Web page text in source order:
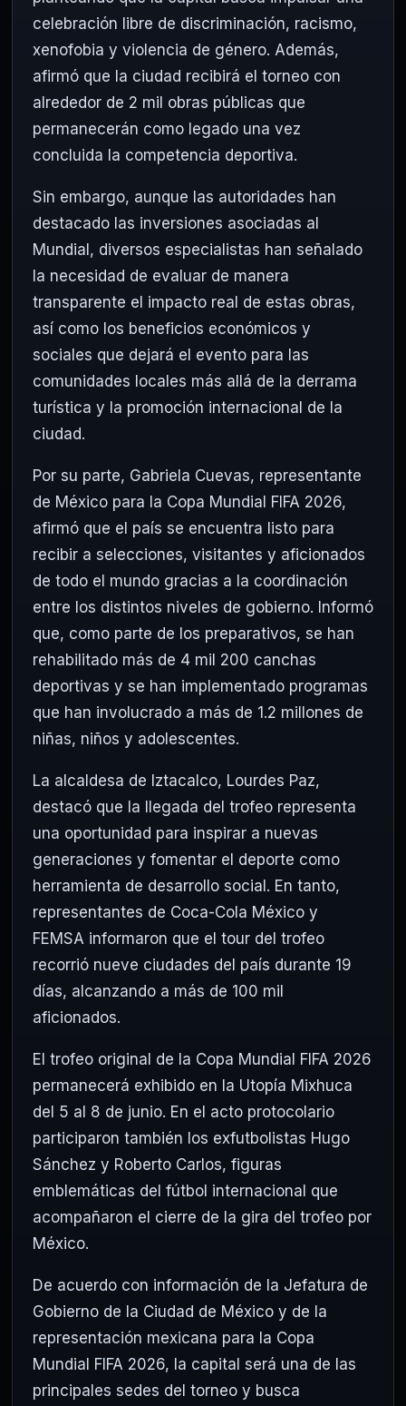
celebración libre de discriminación, racismo,
xenofobia y violencia de género. Además,
afirmó que la ciudad recibirá el torneo con
alrededor de 2 mil obras públicas que
permanecerán como legado una vez
concluida la competencia deportiva.
Sin embargo, aunque las autoridades han
destacado las inversiones asociadas al
Mundial, diversos especialistas han señalado
la necesidad de evaluar de manera
transparente el impacto real de estas obras,
así como los beneficios económicos y
sociales que dejará el evento para las
comunidades locales más allá de la derrama
turística y la promoción internacional de la
ciudad.
Por su parte, Gabriela Cuevas, representante
de México para la Copa Mundial FIFA 2026,
afirmó que el país se encuentra listo para
recibir a selecciones, visitantes y aficionados
de todo el mundo gracias a la coordinación
entre los distintos niveles de gobierno. Informó
que, como parte de los preparativos, se han
rehabilitado más de 4 mil 200 canchas
deportivas y se han implementado programas
que han involucrado a más de 1.2 millones de
niñas, niños y adolescentes.
La alcaldesa de Iztacalco, Lourdes Paz,
destacó que la llegada del trofeo representa
una oportunidad para inspirar a nuevas
generaciones y fomentar el deporte como
herramienta de desarrollo social. En tanto,
representantes de Coca-Cola México y
FEMSA informaron que el tour del trofeo
recorrió nueve ciudades del país durante 19
días, alcanzando a más de 100 mil
aficionados.
El trofeo original de la Copa Mundial FIFA 2026
permanecerá exhibido en la Utopía Mixhuca
del 5 al 8 de junio. En el acto protocolario
participaron también los exfutbolistas Hugo
Sánchez y Roberto Carlos, figuras
emblemáticas del fútbol internacional que
acompañaron el cierre de la gira del trofeo por
México.
De acuerdo con información de la Jefatura de
Gobierno de la Ciudad de México y de la
representación mexicana para la Copa
Mundial FIFA 2026, la capital será una de las
principales sedes del torneo y busca